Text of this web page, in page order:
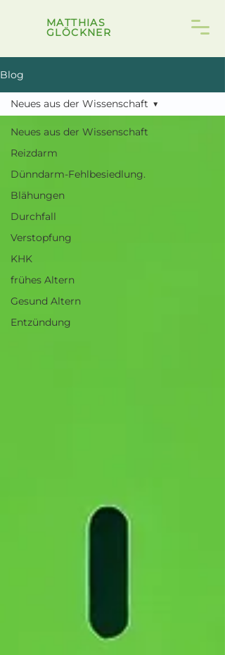
MATTHIAS
GLÖCKNER
Blog
Neues aus der Wissenschaft
Reizdarm
Dünndarm-Fehlbesiedlung.
Blähungen
Durchfall
Verstopfung
KHK
frühes Altern
Gesund Altern
Entzündung
Neues aus der Wissenschaft